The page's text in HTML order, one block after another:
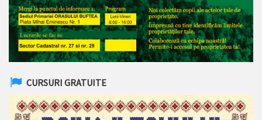
CURSURI GRATUITE